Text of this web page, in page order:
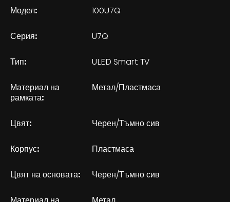
Модел: 100U7Q
Серия: U7Q
Тип: ULED Smart TV
Материал на
рамката:
Метал/Пластмаса
Цвят: Черен/Тъмно сив
Корпус: Пластмаса
Цвят на основата: Черен/Тъмно сив